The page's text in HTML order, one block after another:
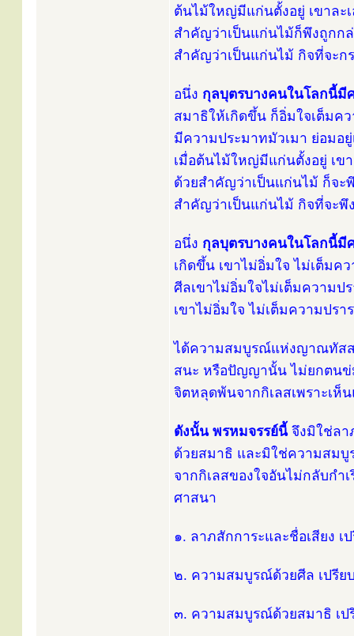
ต้นไม้ใหญ่มีแก่นตั้งอยู่ เขาละ
สำคัญว่าเป็นแก่นไม้ก็พึงถูกก
สำคัญว่าเป็นแก่นไม้ กิจที่จะก
อนึ่ง กุลบุตรบางคนในโลกนี้มี
สมาธิให้เกิดขึ้น ก็อิ่มใจเต็มค
มีความประมาทมัวเมา ย่อมอ
เมื่อต้นไม้ใหญ่มีแก่นตั้งอยู่ เข
ด้วยสำคัญว่าเป็นแก่นไม้ ก็จะ
สำคัญว่าเป็นแก่นไม้ กิจที่จะพึ
อนึ่ง กุลบุตรบางคนในโลกนี้มี
เกิดขึ้น เขาไม่อิ่มใจ ไม่เต็ม
ศีลเขาไม่อิ่มใจไม่เต็มความ
เขาไม่อิ่มใจ ไม่เต็มความปร
ได้ความสมบูรณ์แห่งญาณทัส
สนะ หรือปัญญานั้น ไม่ยกตนข่
จิตหลุดพ้นจากกิเลสเพราะเห็
ดังนั้น พรหมจรรย์นี้จึงมิใช่ลา
ด้วยสมาธิ และมิใช่ความสม
จากกิเลสของใจอันไม่กลับกำ
ศาสนา
๑. ลาภสักการะและชื่อเสียง เ
๒. ความสมบูรณ์ด้วยศีล เปรีย
๓. ความสมบูรณ์ด้วยสมาธิ เป